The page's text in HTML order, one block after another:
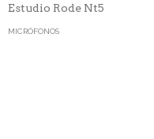
Estudio Rode Nt5
MICRÓFONOS